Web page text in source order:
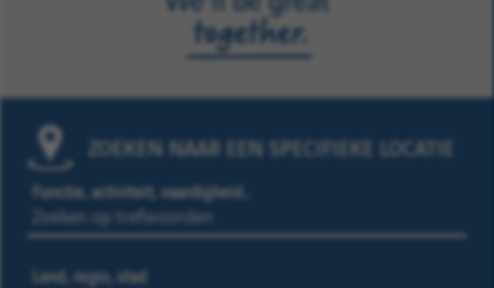
ZOEKEN NAAR EEN SPECIFIEKE LOCATIE
Functie, activiteit, vaardigheid…
Land, regio, stad